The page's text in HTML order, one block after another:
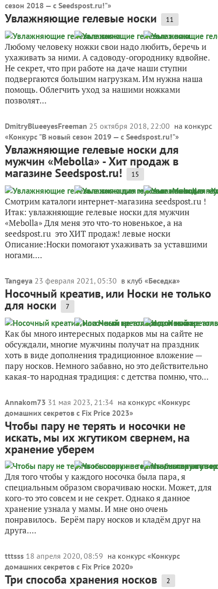
сезон 2018 — с Seedspost.ru!"»
Увлажняющие гелевые носки 11
Любому человеку ножки свои надо любить, беречь и
ухаживать за ними. А садоводу-огороднику вдвойне.
Не секрет, что при работе на даче наши ступни
подвергаются большим нагрузкам. Им нужна наша
помощь. Облегчить уход за нашими ножками
позволят...
DmitryBlueeyesFreeman 25 октября 2018, 22:00 на конкурс
«Конкурс "В новый сезон 2019 — с Seedspost.ru!"»
Увлажняющие гелевые носки для
мужчин «Mebolla» - Хит продаж в
магазине Seedspost.ru! 15
Смотрим каталоги интернет-магазина seedspost.ru !
Итак: увлажняющие гелевые носки для мужчин
«Mebolla» Для меня это что-то новенькое, а на
seedspost.ru это ХИТ продаж! левые носки
Описание:Носки помогают ухаживать за уставшими
ногами....
Tangeya 23 февраля 2021, 05:30 в клуб «Беседка»
Носочный креатив, или Носки не только
для носки 7
Как бы много интересных подарков мы на сайте не
обсуждали, многие мужчины получат на праздник
хоть в виде дополнения традиционное вложение —
пару носков. Немного забавно, но это действительно
какая-то народная традиция: с детства помню, что...
Annakom73 31 мая 2023, 21:34 на конкурс «Конкурс
домашних секретов с Fix Price 2023»
Чтобы пару не терять и носочки не
искать, мы их жгутиком свернем, на
хранение уберем
Для того чтобы у каждого носочка была пара, я
специальным образом сворачиваю носки. Может, для
кого-то это совсем и не секрет. Однако я данное
хранение узнала у мамы. И мне оно очень
понравилось. Берём пару носков и кладём друг на
друга....
tttsss 18 апреля 2020, 08:59 на конкурс «Конкурс
домашних секретов с Fix Price 2020»
Три способа хранения носков 2